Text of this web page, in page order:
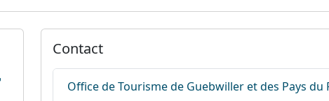
Contact
Office de Tourisme de Guebwiller et des Pays du